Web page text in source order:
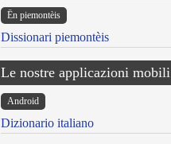
Ën piemontèis
Dissionari piemontèis
Le nostre applicazioni mobili
Android
Dizionario italiano